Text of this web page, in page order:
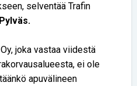
selventää Trafin
joka vastaa viidestä
ei ole
apuvälineen